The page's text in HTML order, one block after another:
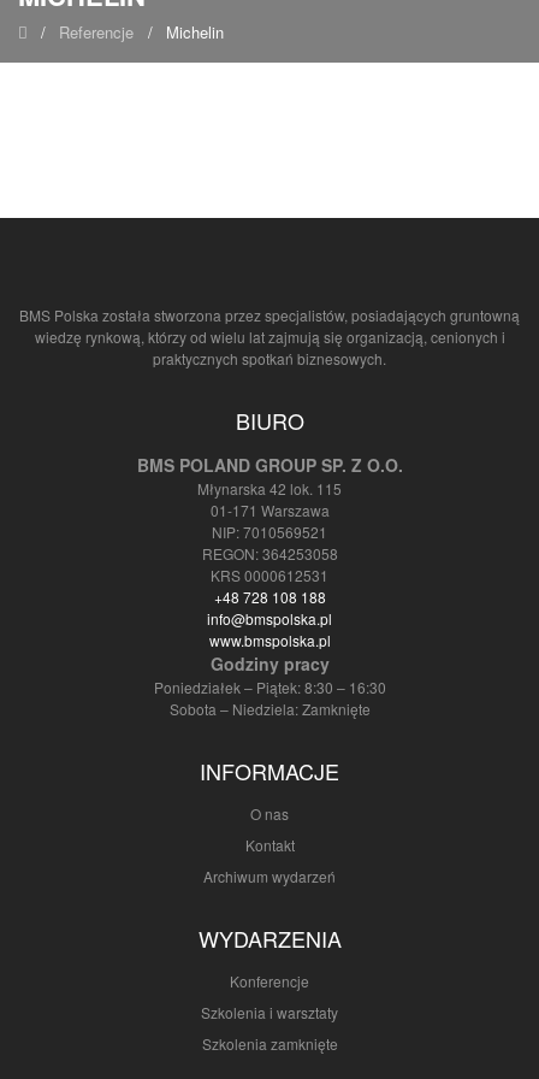
/ Referencje / Michelin
BMS Polska została stworzona przez specjalistów, posiadających gruntowną
wiedzę rynkową, którzy od wielu lat zajmują się organizacją, cenionych i
praktycznych spotkań biznesowych.
BIURO
BMS POLAND GROUP SP. Z O.O.
Młynarska 42 lok. 115
01-171 Warszawa
NIP: 7010569521
REGON: 364253058
KRS 0000612531
+48 728 108 188
info@bmspolska.pl
www.bmspolska.pl
Godziny pracy
Poniedziałek – Piątek: 8:30 – 16:30
Sobota – Niedziela: Zamknięte
INFORMACJE
O nas
Kontakt
Archiwum wydarzeń
WYDARZENIA
Konferencje
Szkolenia i warsztaty
Szkolenia zamknięte